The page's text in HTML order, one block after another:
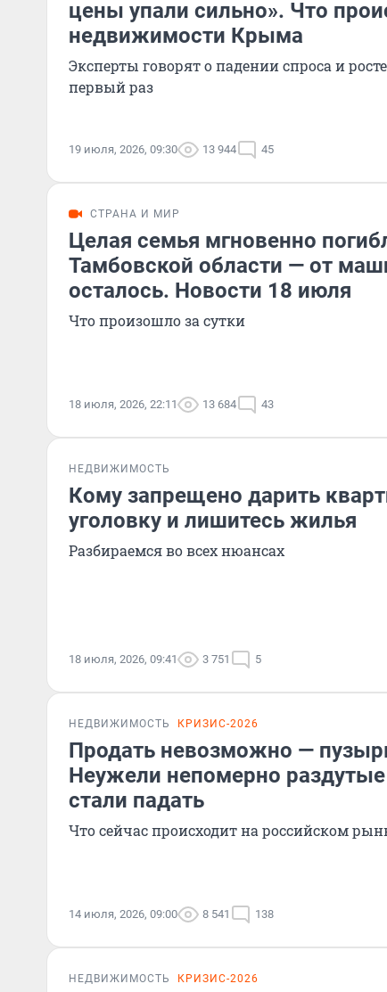
цены упали сильно». Что
недвижимости Крыма
Эксперты говорят о падении спроса и
первый раз
19 июля, 2026, 09:30 13 944 45
СТРАНА И МИР
Целая семья мгновенно
Тамбовской области — от
осталось. Новости 18 июля
Что произошло за сутки
18 июля, 2026, 22:11 13 684 43
НЕДВИЖИМОСТЬ
Кому запрещено дарить
уголовку и лишитесь жилья
Разбираемся во всех нюансах
18 июля, 2026, 09:41 3 751 5
НЕДВИЖИМОСТЬ КРИЗИС-2026
Продать невозможно —
Неужели непомерно
стали падать
Что сейчас происходит на российском
14 июля, 2026, 09:00 8 541 138
НЕДВИЖИМОСТЬ КРИЗИС-2026